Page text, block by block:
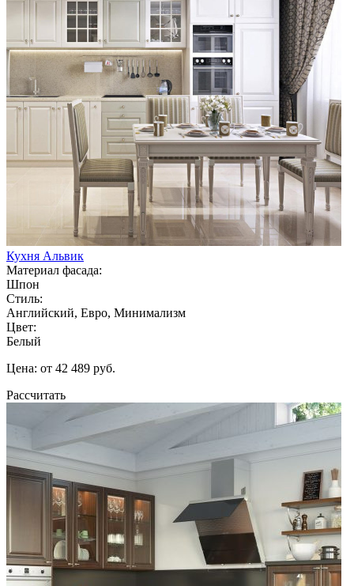
Кухня Альвик
Материал фасада:
Шпон
Стиль:
Английский, Евро, Минимализм
Цвет:
Белый
Цена: от 42 489 руб.
Рассчитать